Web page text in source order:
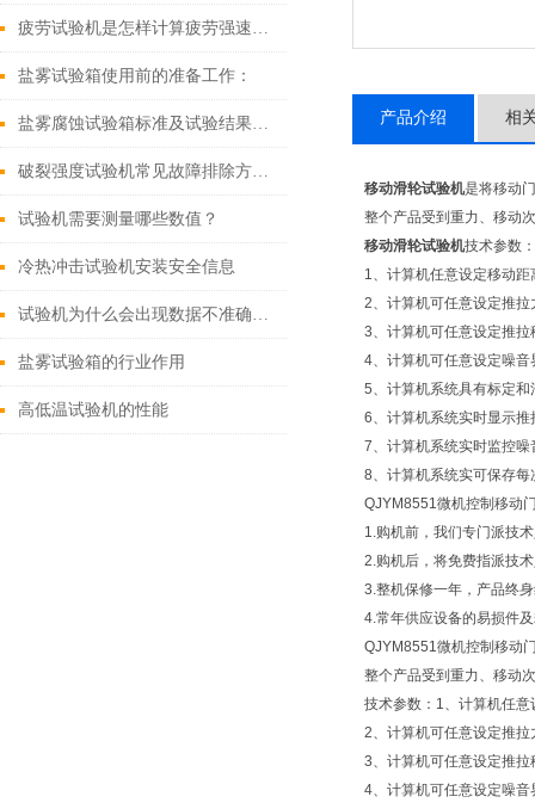
疲劳试验机是怎样计算疲劳强速的呢
盐雾试验箱使用前的准备工作：
盐雾腐蚀试验箱标准及试验结果如何判定
破裂强度试验机常见故障排除方法：
试验机需要测量哪些数值？
冷热冲击试验机安装安全信息
试验机为什么会出现数据不准确的问题
盐雾试验箱的行业作用
高低温试验机的性能
产品介绍 相
移动滑轮试验机是将移动
整个产品受到重力、移动
移动滑轮试验机技术参数：
1、计算机任意设定移动距
2、计算机可任意设定推拉
3、计算机可任意设定推拉
4、计算机可任意设定噪
5、计算机系统具有标定和
6、计算机系统实时显示推
7、计算机系统实时监控
8、计算机系统实可保存
QJYM8551微机控制移动
1.购机前，我们专门派技
2.购机后，将免费指派技
3.整机保修一年，产品终
4.常年供应设备的易损件
QJYM8551微机控制移动
整个产品受到重力、移动
技术参数：1、计算机任意
2、计算机可任意设定推拉
3、计算机可任意设定推拉
4、计算机可任意设定噪